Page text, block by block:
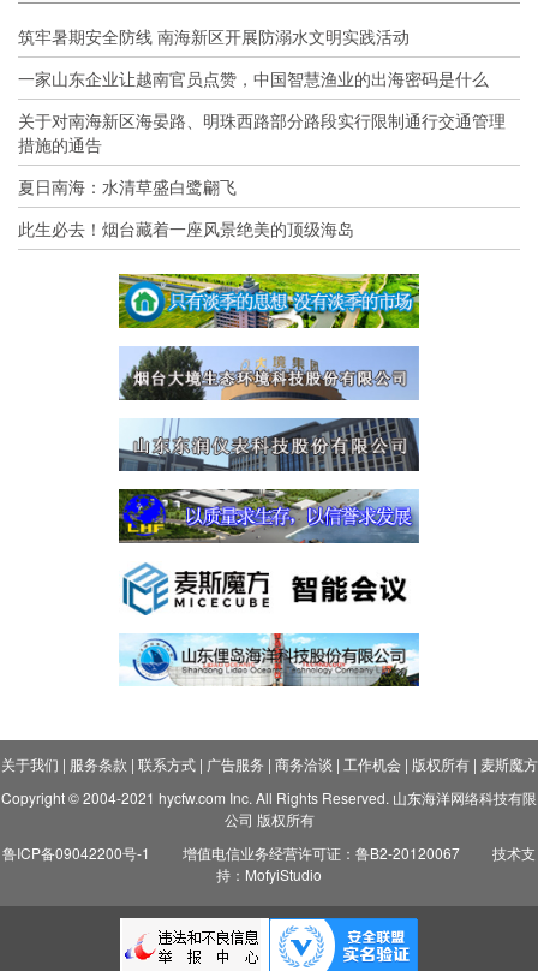
筑牢暑期安全防线 南海新区开展防溺水文明实践活动
一家山东企业让越南官员点赞，中国智慧渔业的出海密码是什么
关于对南海新区海晏路、明珠西路部分路段实行限制通行交通管理
措施的通告
夏日南海：水清草盛白鹭翩飞
此生必去！烟台藏着一座风景绝美的顶级海岛
关于我们 | 服务条款 | 联系方式| 广告服务 | 商务洽谈 | 工作机会| 版权所有| 麦斯魔方
Copyright © 2004-2021 hycfw.com Inc. All Rights Reserved. 山东海洋网络科技有限
公司 版权所有
鲁ICP备09042200号-1
增值电信业务经营许可证：鲁B2-20120067
技术支
持：MofyiStudio